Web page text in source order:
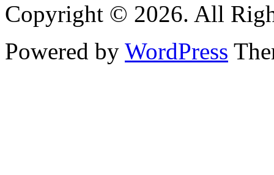
Copyright © 2026. All
Powered by WordPress